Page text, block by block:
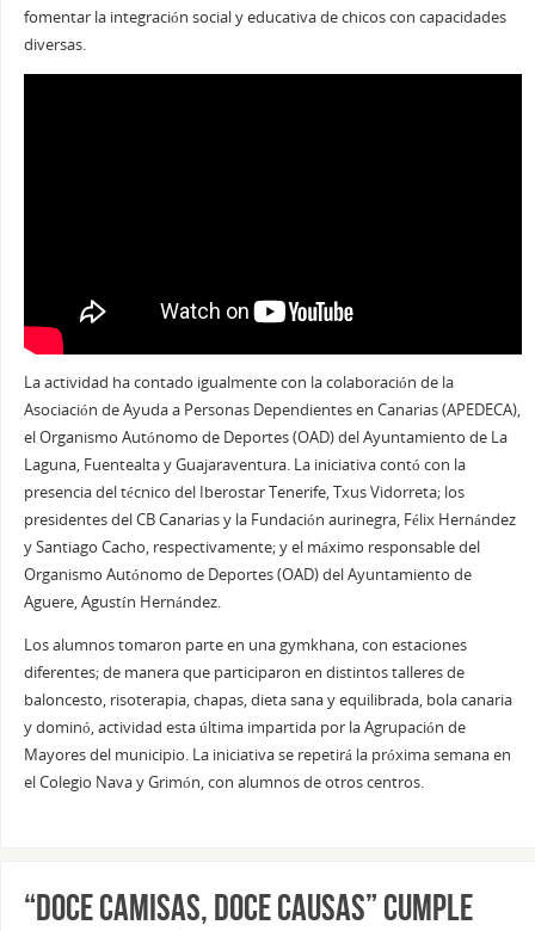
fomentar la integración social y educativa de chicos con capacidades
diversas.
La actividad ha contado igualmente con la colaboración de la
Asociación de Ayuda a Personas Dependientes en Canarias (APEDECA),
el Organismo Autónomo de Deportes (OAD) del Ayuntamiento de La
Laguna, Fuentealta y Guajaraventura. La iniciativa contó con la
presencia del técnico del Iberostar Tenerife, Txus Vidorreta; los
presidentes del CB Canarias y la Fundación aurinegra, Félix Hernández
y Santiago Cacho, respectivamente; y el máximo responsable del
Organismo Autónomo de Deportes (OAD) del Ayuntamiento de
Aguere, Agustín Hernández.
Los alumnos tomaron parte en una gymkhana, con estaciones
diferentes; de manera que participaron en distintos talleres de
baloncesto, risoterapia, chapas, dieta sana y equilibrada, bola canaria
y dominó, actividad esta última impartida por la Agrupación de
Mayores del municipio. La iniciativa se repetirá la próxima semana en
el Colegio Nava y Grimón, con alumnos de otros centros.
“DOCE CAMISAS, DOCE CAUSAS” CUMPLE